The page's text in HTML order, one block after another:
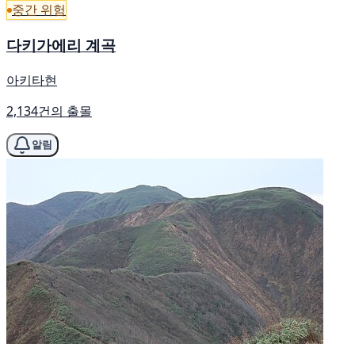
중간 위험
다키가에리 계곡
아키타현
2,134건의 출몰
알림